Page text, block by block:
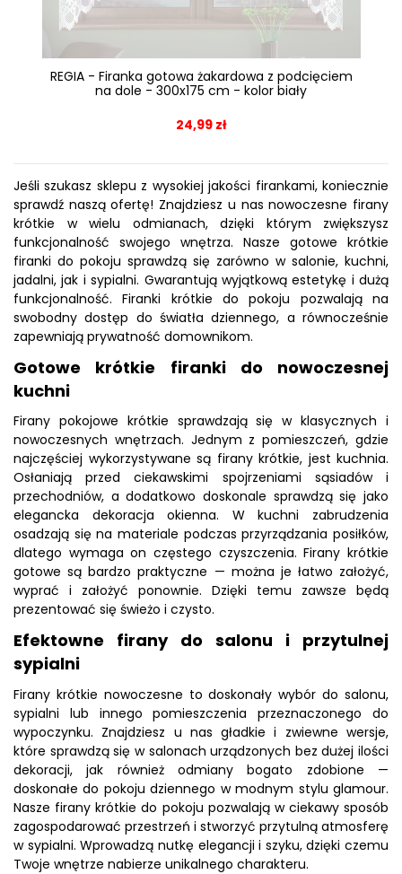
REGIA - Firanka gotowa żakardowa z podcięciem
na dole - 300x175 cm - kolor biały
24,99 zł
Jeśli szukasz sklepu z wysokiej jakości firankami, koniecznie
sprawdź naszą ofertę! Znajdziesz u nas nowoczesne firany
krótkie w wielu odmianach, dzięki którym zwiększysz
funkcjonalność swojego wnętrza. Nasze gotowe krótkie
firanki do pokoju sprawdzą się zarówno w salonie, kuchni,
jadalni, jak i sypialni. Gwarantują wyjątkową estetykę i dużą
funkcjonalność. Firanki krótkie do pokoju pozwalają na
swobodny dostęp do światła dziennego, a równocześnie
zapewniają prywatność domownikom.
Gotowe krótkie firanki do nowoczesnej
kuchni
Firany pokojowe krótkie sprawdzają się w klasycznych i
nowoczesnych wnętrzach. Jednym z pomieszczeń, gdzie
najczęściej wykorzystywane są firany krótkie, jest kuchnia.
Osłaniają przed ciekawskimi spojrzeniami sąsiadów i
przechodniów, a dodatkowo doskonale sprawdzą się jako
elegancka dekoracja okienna. W kuchni zabrudzenia
osadzają się na materiale podczas przyrządzania posiłków,
dlatego wymaga on częstego czyszczenia. Firany krótkie
gotowe są bardzo praktyczne — można je łatwo założyć,
wyprać i założyć ponownie. Dzięki temu zawsze będą
prezentować się świeżo i czysto.
Efektowne firany do salonu i przytulnej
sypialni
Firany krótkie nowoczesne to doskonały wybór do salonu,
sypialni lub innego pomieszczenia przeznaczonego do
wypoczynku. Znajdziesz u nas gładkie i zwiewne wersje,
które sprawdzą się w salonach urządzonych bez dużej ilości
dekoracji, jak również odmiany bogato zdobione —
doskonałe do pokoju dziennego w modnym stylu glamour.
Nasze firany krótkie do pokoju pozwalają w ciekawy sposób
zagospodarować przestrzeń i stworzyć przytulną atmosferę
w sypialni. Wprowadzą nutkę elegancji i szyku, dzięki czemu
Twoje wnętrze nabierze unikalnego charakteru.